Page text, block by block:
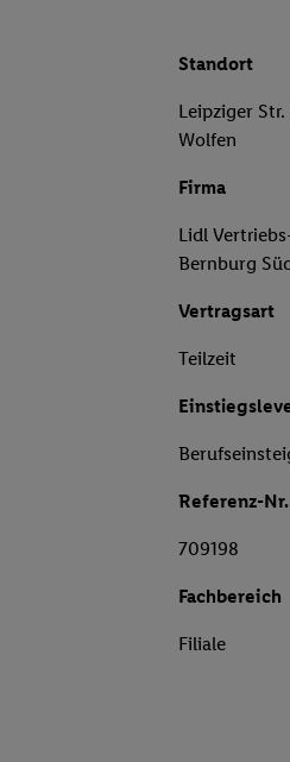
Standort
Leipziger
Wolfen
Firma
Lidl
Bernburg
Vertragsart
Teilzeit
Referenz-Nr.
709198
Fachbereich
Filiale